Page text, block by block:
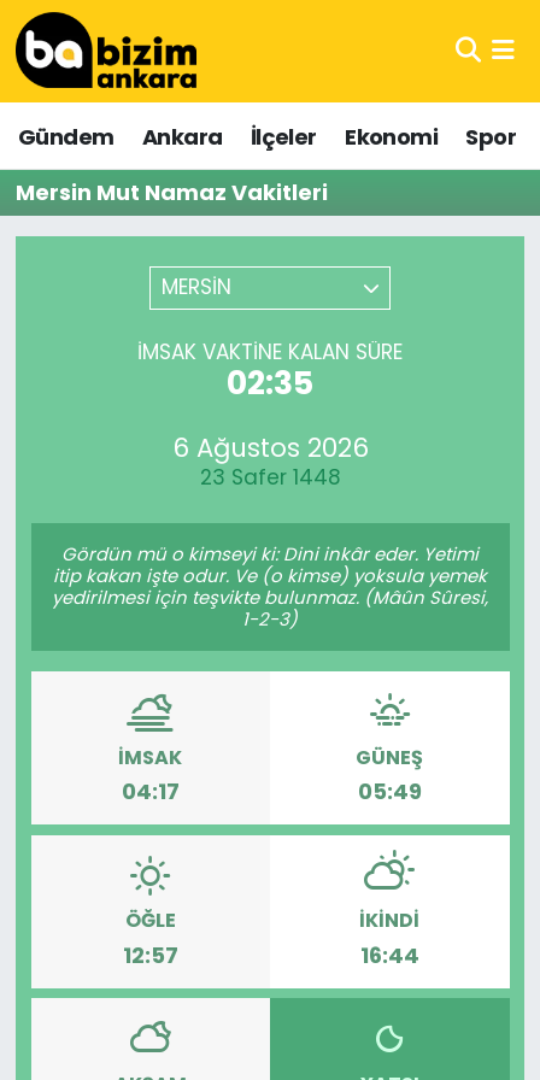
Gündem Ankara İlçeler Ekonomi
Spor
Mersin Mut Namaz Vakitleri
MERSİN
İMSAK VAKTINE KALAN SÜRE
02:35
6 Ağustos 2026
23 Safer 1448
Gördün mü o kimseyi ki: Dini inkâr eder. Yetimi
itip kakan işte odur. Ve (o kimse) yoksula yemek
yedirilmesi için teşvikte bulunmaz. (Mâûn Sûresi,
1-2-3)
İMSAK
04:17
GÜNEŞ
05:49
ÖĞLE
12:57
İKINDI
16:44
Hava Durumu
Trafik Durumu
Süper Lig Puan Durumu ve Fikstür
Tüm Manşetler
Son Dakika Haberleri